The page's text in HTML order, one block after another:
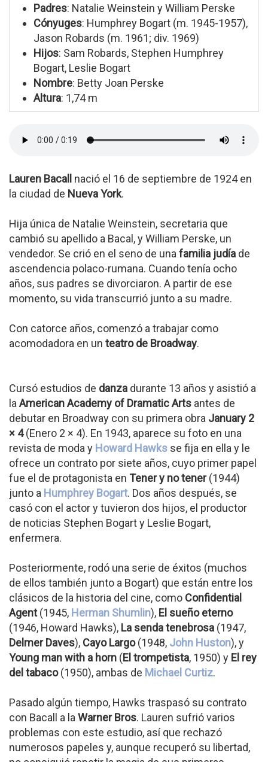
Padres: Natalie Weinstein y William Perske
Cónyuges: Humphrey Bogart (m. 1945-1957),
Jason Robards (m. 1961; div. 1969)
Hijos: Sam Robards, Stephen Humphrey
Bogart, Leslie Bogart
Nombre: Betty Joan Perske
Altura: 1,74 m
Lauren Bacall
nació el 16 de septiembre de 1924 en
la ciudad de Nueva York.
Hija única de Natalie Weinstein, secretaria que
cambió su apellido a Bacal, y William Perske, un
vendedor. Se crió en el seno de una familia judía de
ascendencia polaco-rumana. Cuando tenía ocho
años, sus padres se divorciaron. A partir de ese
momento, su vida transcurrió junto a su madre.
Con catorce años, comenzó a trabajar como
acomodadora en un teatro de Broadway.
Cursó estudios de danza durante 13 años y asistió a
la American Academy of Dramatic Arts antes de
debutar en Broadway con su primera obra January 2
× 4(Enero 2 × 4). En 1943, aparece su foto en una
revista de moda y Howard Hawks se fija en ella y le
ofrece un contrato por siete años, cuyo primer papel
fue el de protagonista en Tener y no tener(1944)
junto a Humphrey Bogart. Dos años después, se
casó con el actor y tuvieron dos hijos, el productor
de noticias Stephen Bogart y Leslie Bogart,
enfermera.
Posteriormente, rodó una serie de éxitos (muchos
de ellos también junto a Bogart) que están entre los
clásicos de la historia del cine, como Confidential
Agent(1945, Herman Shumlin), El sueño eterno
(1946, Howard Hawks), La senda tenebrosa (1947,
Delmer Daves), Cayo Largo(1948, John Huston), y
Young man with a horn (El trompetista, 1950) y El rey
del tabaco(1950), ambas de Michael Curtiz.
Pasado algún tiempo, Hawks traspasó su contrato
con Bacall a la Warner Bros. Lauren sufrió varios
problemas con este estudio, así que rechazó
numerosos papeles y, aunque recuperó su libertad,